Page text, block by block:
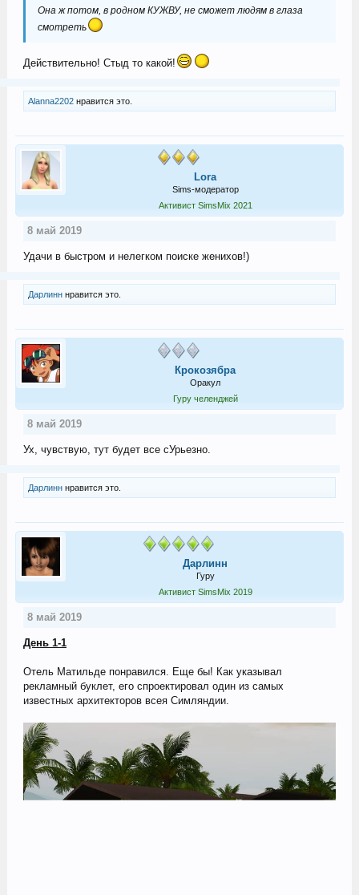
Она ж потом, в родном КУЖВУ, не сможет людям в глаза
смотреть
Действительно! Стыд то какой!
Alanna2202нравится это.
Lora
Sims-модератор
Активист SimsMix 2021
8 май 2019
Удачи в быстром и нелегком поиске женихов!)
Дарлинннравится это.
Крокозябра
Оракул
Гуру челенджей
8 май 2019
Ух, чувствую, тут будет все сУрьезно.
Дарлинннравится это.
Дарлинн
Гуру
Активист SimsMix 2019
8 май 2019
День 1-1
Отель Матильде понравился. Еще бы! Как указывал
рекламный буклет, его спроектировал один из самых
известных архитекторов всея Симляндии.